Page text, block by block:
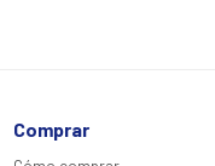
Comprar